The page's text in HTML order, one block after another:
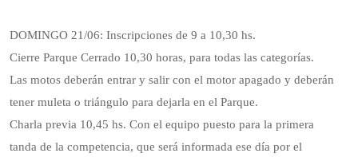
DOMINGO 21/06: Inscripciones de 9 a 10,30 hs.
Cierre Parque Cerrado 10,30 horas, para todas las categorías.
Las motos deberán entrar y salir con el motor apagado y deberán
tener muleta o triángulo para dejarla en el Parque.
Charla previa 10,45 hs. Con el equipo puesto para la primera
tanda de la competencia, que será informada ese día por el